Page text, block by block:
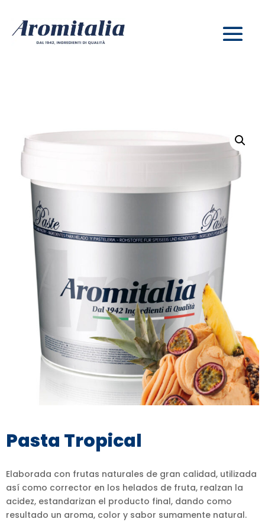
Pasta Tropical
Elaborada con frutas naturales de gran calidad, utilizada
así como corrector en los helados de fruta, realzan la
acidez, estandarizan el producto final, dando como
resultado un aroma, color y sabor sumamente natural.